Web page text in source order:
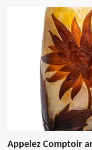
Appelez Comptoir